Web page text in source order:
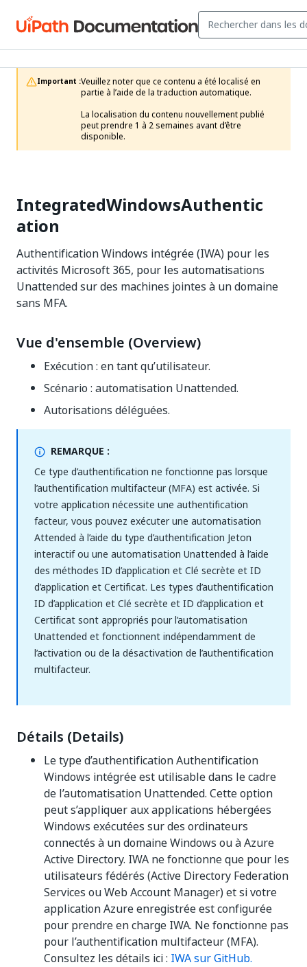
Important :Veuillez noter que ce contenu a été localisé en
partie à l’aide de la traduction automatique.
La localisation du contenu nouvellement publié
peut prendre 1 à 2 semaines avant d’être
disponible.
IntegratedWindowsAuthentic
ation
Authentification Windows intégrée (IWA) pour les
activités Microsoft 365, pour les automatisations
Unattended sur des machines jointes à un domaine
sans MFA.
Vue d'ensemble (Overview)
Exécution : en tant qu’utilisateur.
Scénario : automatisation Unattended.
Autorisations déléguées.
REMARQUE :
Ce type d’authentification ne fonctionne pas lorsque
l’authentification multifacteur (MFA) est activée. Si
votre application nécessite une authentification
facteur, vous pouvez exécuter une automatisation
Attended à l’aide du type d’authentification Jeton
interactif ou une automatisation Unattended à l’aide
des méthodes ID d’application et Clé secrète et ID
d’application et Certificat. Les types d’authentification
ID d’application et Clé secrète et ID d’application et
Certificat sont appropriés pour l’automatisation
Unattended et fonctionnent indépendamment de
l’activation ou de la désactivation de l’authentification
multifacteur.
Détails (Details)
Le type d’authentification Authentification
Windows intégrée est utilisable dans le cadre
de l’automatisation Unattended. Cette option
peut s’appliquer aux applications hébergées
Windows exécutées sur des ordinateurs
connectés à un domaine Windows ou à Azure
Active Directory. IWA ne fonctionne que pour les
utilisateurs fédérés (Active Directory Federation
Services ou Web Account Manager) et si votre
application Azure enregistrée est configurée
pour prendre en charge IWA. Ne fonctionne pas
pour l’authentification multifacteur (MFA).
Consultez les détails ici : IWA sur GitHub.